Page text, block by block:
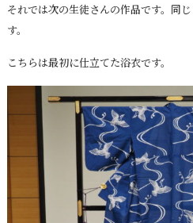
それでは次の生徒さんの作品です。同
す。
こちらは最初に仕立てた浴衣です。